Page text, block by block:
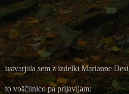
ustvarjala sem z izdelki Marianne
to voščilnico pa prijavljam: